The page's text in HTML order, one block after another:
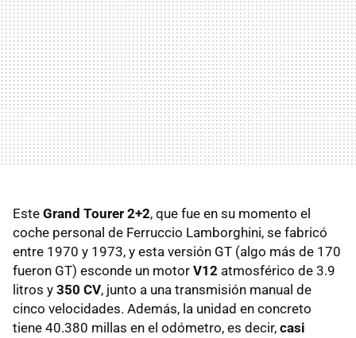
Este Grand Tourer 2+2, que fue en su momento el
coche personal de Ferruccio Lamborghini, se fabricó
entre 1970 y 1973, y esta versión GT (algo más de 170
fueron GT) esconde un motor V12 atmosférico de 3.9
litros y 350 CV, junto a una transmisión manual de
cinco velocidades. Además, la unidad en concreto
tiene 40.380 millas en el odómetro, es decir, casi